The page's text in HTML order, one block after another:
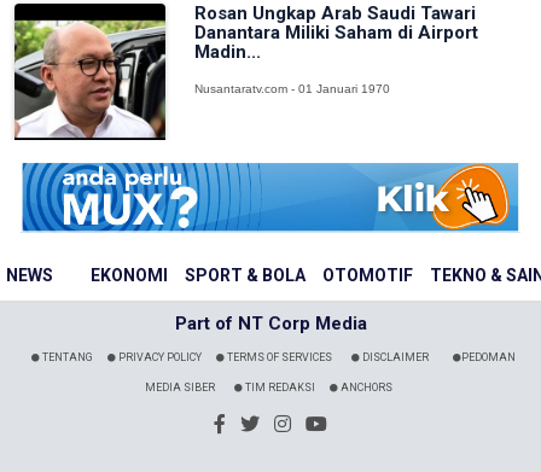
NEWS EKONOMI SPORT & BOLA OTOMOTIF TEKNO &
Rosan Ungkap Arab Saudi Tawari
Danantara Miliki Saham di Airport
Madin...
Nusantaratv.com - 01 Januari 1970
Part of NT Corp Media
TENTANG PRIVACY POLICY TERMS OF SERVICES DISCLAIMER PEDOMAN
MEDIA SIBER TIM REDAKSI ANCHORS